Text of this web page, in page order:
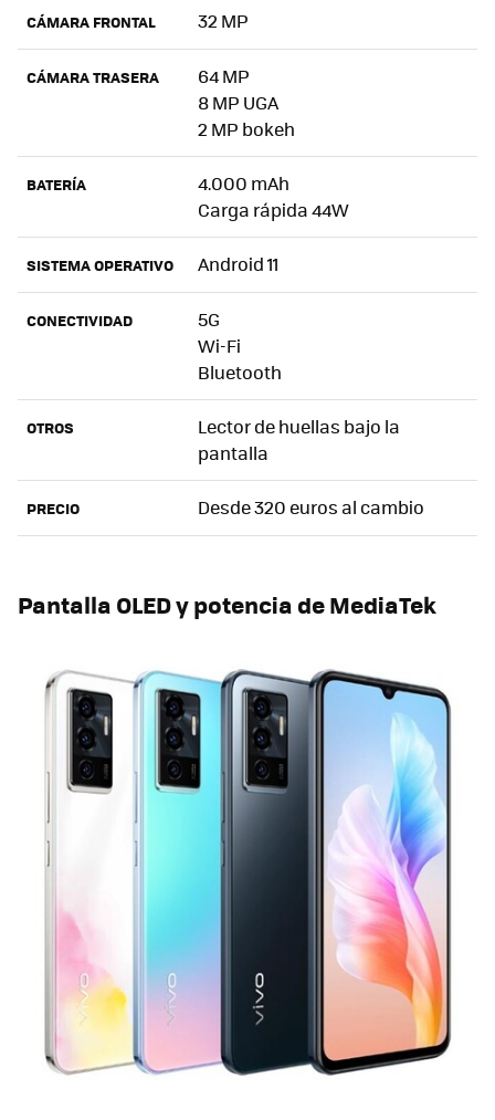
CÁMARA FRONTAL 32 MP
CÁMARA TRASERA
64 MP
8 MP UGA
2 MP bokeh
BATERÍA
4.000 mAh
Carga rápida 44W
SISTEMA OPERATIVO Android 11
CONECTIVIDAD
5G
Wi-Fi
Bluetooth
OTROS
Lector de huellas bajo la
pantalla
PRECIO Desde 320 euros al cambio
Pantalla OLED y potencia de MediaTek